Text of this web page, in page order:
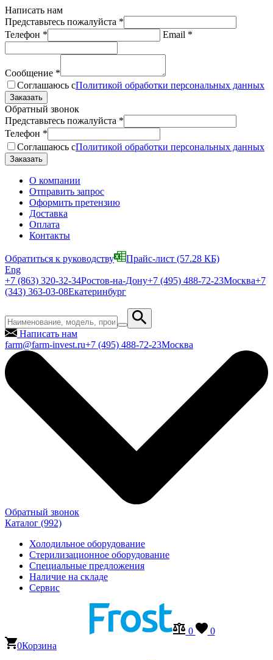
Написать нам
Представьтесь пожалуйста *
Телефон * Email *
Сообщение *
Соглашаюсь сПолитикой обработки персональных данных
Обратный звонок
Представьтесь пожалуйста *
Телефон *
Соглашаюсь сПолитикой обработки персональных данных
О компании
Отправить запрос
Оформить претензию
Доставка
Оплата
Контакты
Обратиться к руководству Прайс-лист (57.28 КБ)
Eng
+7 (863) 320-32-34Ростов-на-Дону+7 (495) 488-72-23Москва+7
(343) 363-03-08Екатеринбург
Написать нам
farm@farm-invest.ru+7 (495) 488-72-23Москва
Обратный звонок
Каталог (992)
Холодильное оборудование
Стерилизационное оборудование
Специальные предложения
Наличие на складе
Сервис
0
0
0Корзина